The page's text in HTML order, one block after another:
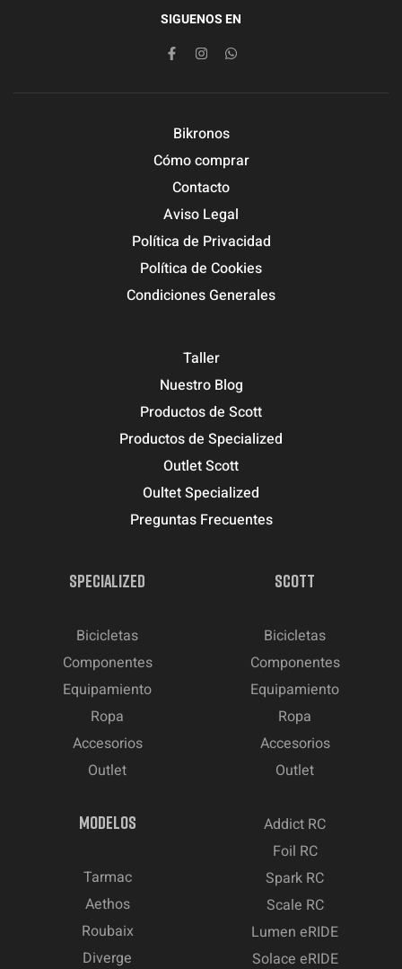
SIGUENOS EN
Bikronos
Cómo comprar
Contacto
Aviso Legal
Política de Privacidad
Política de Cookies
Condiciones Generales
Taller
Nuestro Blog
Productos de Scott
Productos de Specialized
Outlet Scott
Oultet Specialized
Preguntas Frecuentes
SPECIALIZED
Bicicletas
Componentes
Equipamiento
Ropa
Accesorios
Outlet
SCOTT
Bicicletas
Componentes
Equipamiento
Ropa
Accesorios
Outlet
MODELOS
Tarmac
Aethos
Roubaix
Diverge
Addict RC
Foil RC
Spark RC
Scale RC
Lumen eRIDE
Solace eRIDE